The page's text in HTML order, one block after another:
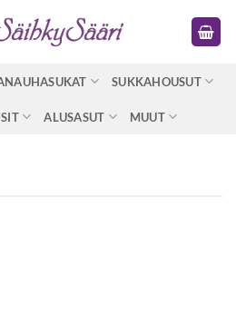
SUKKAHOUSUT
ALUSASUT MUUT